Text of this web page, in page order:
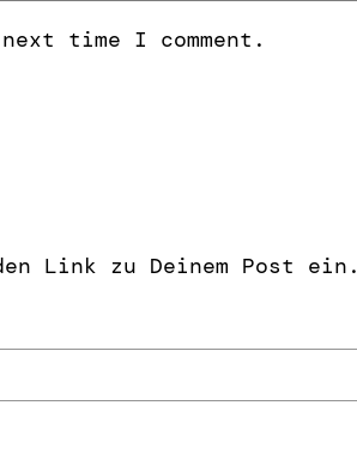
time I comment.
Link zu Deinem Post ein.